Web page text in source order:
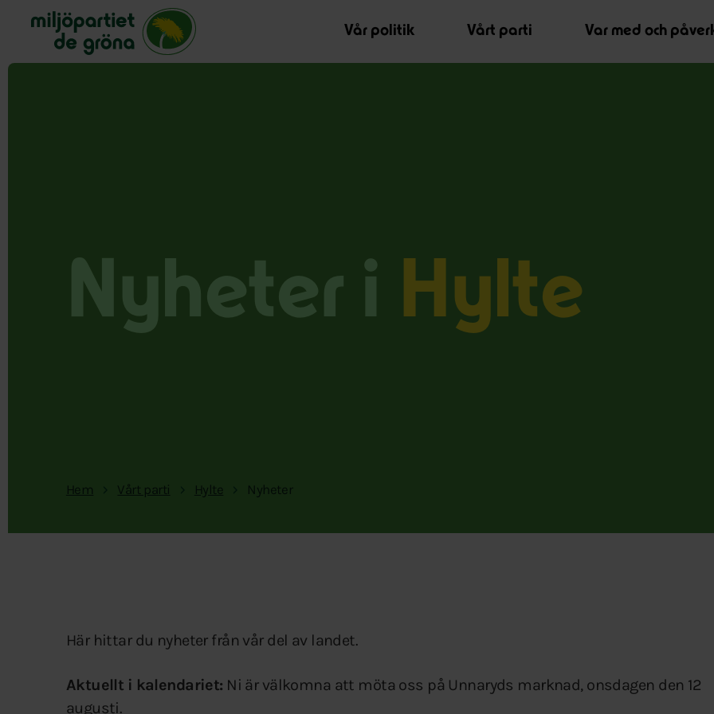
Miljöpartiet de gröna, startsida
Vår politik
Vårt parti Var med och
Nyheter i Hylte
Hem Vårt parti Hylte Nyheter
Här hittar du nyheter från vår del av landet.
Aktuellt i kalendariet: Ni är välkomna att möta oss på Unnaryds marknad, onsdagen den 12
augusti.